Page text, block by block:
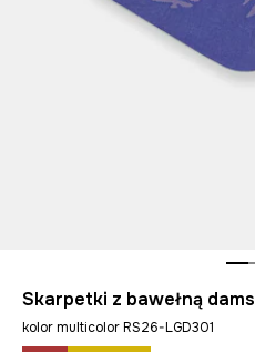
Skarpetki z bawełną
kolor multicolor RS26-LGD301